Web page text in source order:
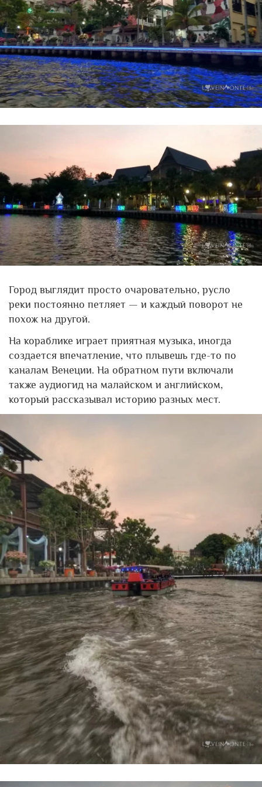
Город выглядит просто очаровательно, русло
реки постоянно петляет — и каждый поворот не
похож на другой.
На кораблике играет приятная музыка, иногда
создается впечатление, что плывешь где-то по
каналам Венеции. На обратном пути включали
также аудиогид на малайском и английском,
который рассказывал историю разных мест.